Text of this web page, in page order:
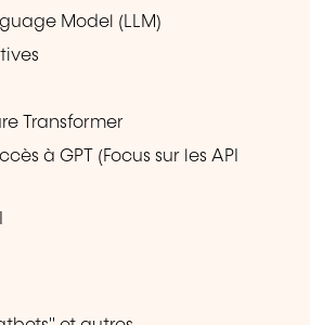
Model (LLM)
Transformer
à GPT (Focus sur les API